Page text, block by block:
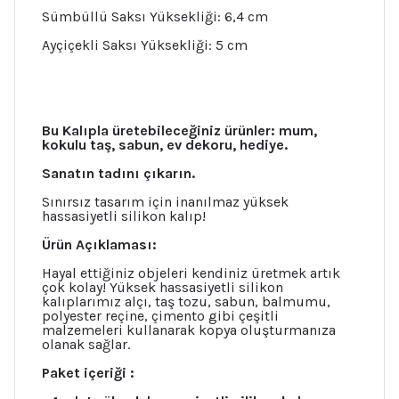
Sümbüllü Saksı Yüksekliği: 6,4 cm
Ayçiçekli Saksı Yüksekliği: 5 cm
Bu Kalıpla üretebileceğiniz ürünler: mum,
kokulu taş, sabun, ev dekoru, hediye.
Sanatın tadını çıkarın.
Sınırsız tasarım için inanılmaz yüksek
hassasiyetli silikon kalıp!
Ürün Açıklaması:
Hayal ettiğiniz objeleri kendiniz üretmek artık
çok kolay! Yüksek hassasiyetli silikon
kalıplarımız alçı, taş tozu, sabun, balmumu,
polyester reçine, çimento gibi çeşitli
malzemeleri kullanarak kopya oluşturmanıza
olanak sağlar.
Paket içeriği :